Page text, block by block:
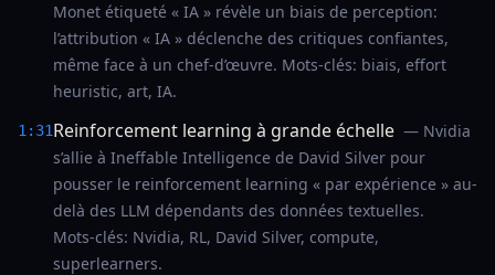
Monet étiqueté « IA » révèle un biais de perception:
l’attribution « IA » déclenche des critiques confiantes,
même face à un chef‑d’œuvre. Mots‑clés: biais, effort
heuristic, art, IA.
1:31Reinforcement learning à grande échelle — Nvidia
s’allie à Ineffable Intelligence de David Silver pour
pousser le reinforcement learning « par expérience » au-
delà des LLM dépendants des données textuelles.
Mots‑clés: Nvidia, RL, David Silver, compute,
superlearners.